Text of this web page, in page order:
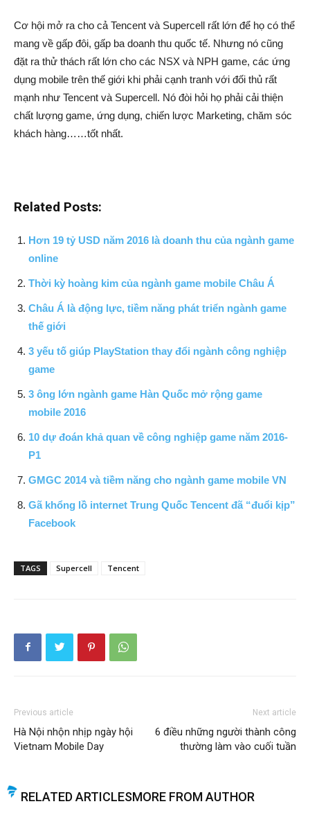
Cơ hội mở ra cho cả Tencent và Supercell rất lớn để họ có thể
mang về gấp đôi, gấp ba doanh thu quốc tế. Nhưng nó cũng
đặt ra thử thách rất lớn cho các NSX và NPH game, các ứng
dụng mobile trên thế giới khi phải cạnh tranh với đối thủ rất
mạnh như Tencent và Supercell. Nó đòi hỏi họ phải cải thiện
chất lượng game, ứng dụng, chiến lược Marketing, chăm sóc
khách hàng……tốt nhất.
Related Posts:
Hơn 19 tỷ USD năm 2016 là doanh thu của ngành game
online
Thời kỳ hoàng kim của ngành game mobile Châu Á
Châu Á là động lực, tiềm năng phát triển ngành game
thế giới
3 yếu tố giúp PlayStation thay đổi ngành công nghiệp
game
3 ông lớn ngành game Hàn Quốc mở rộng game
mobile 2016
10 dự đoán khả quan về công nghiệp game năm 2016-
P1
GMGC 2014 và tiềm năng cho ngành game mobile VN
Gã khổng lồ internet Trung Quốc Tencent đã “đuổi kịp”
Facebook
TAGS Supercell Tencent
Previous article
Hà Nội nhộn nhịp ngày hội
Vietnam Mobile Day
Next article
6 điều những người thành công
thường làm vào cuối tuần
RELATED ARTICLESMORE FROM AUTHOR